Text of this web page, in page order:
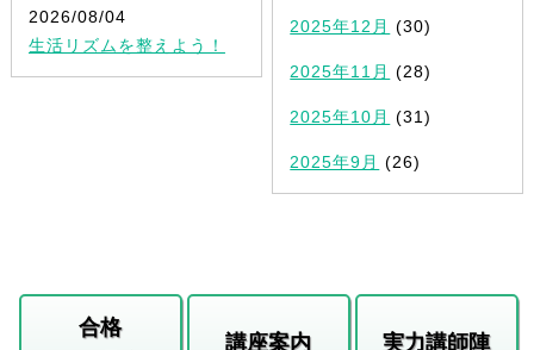
2026/08/04
生活リズムを整えよう！
2025年12月 (30)
2025年11月 (28)
2025年10月 (31)
2025年9月 (26)
合格
講座案内 実力講師陣